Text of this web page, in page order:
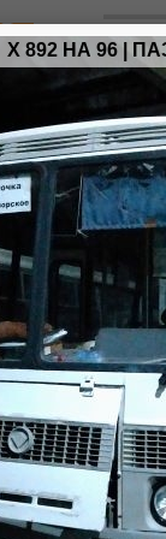
Х 892 НА 96 |